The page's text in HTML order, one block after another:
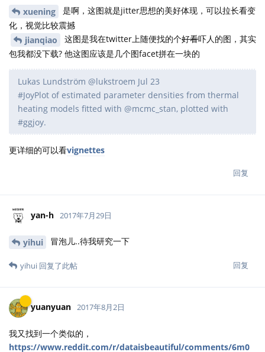
xuening
是啊，这图就是jitter思想的美好体现，可以拉长看变
化，视觉比较震撼
jianqiao
这图是我在twitter上随便找的个好看吓人的图，其实
包我都没下载? 他这图应该是几个图facet拼在一块的
Lukas Lundström‏ @lukstroem Jul 23
#JoyPlot of estimated parameter densities from thermal
heating models fitted with @mcmc_stan, plotted with
#ggjoy.
更详细的可以看vignettes
回复
yan-h 2017年7月29日
yihui 冒泡儿..待我研究一下
回复
yihui 回复了此帖
yuanyuan 2017年8月2日
我又找到一个类似的，
https://www.reddit.com/r/dataisbeautiful/comments/6m0